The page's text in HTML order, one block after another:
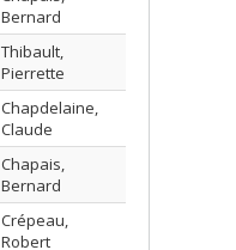
Bernard
Thibault,
Pierrette
Chapdelaine,
Claude
Chapais,
Bernard
Crépeau,
Robert